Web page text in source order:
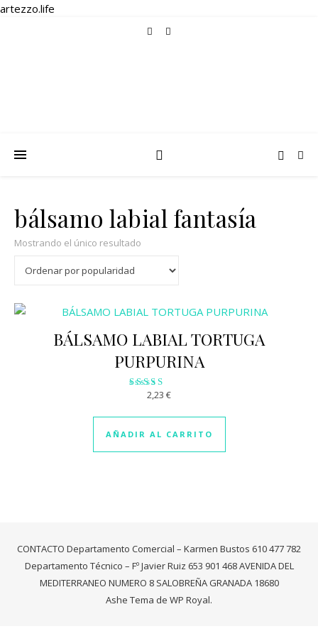
artezzo.life
bálsamo labial fantasía
Mostrando el único resultado
BÁLSAMO LABIAL TORTUGA
PURPURINA
Valorado
2.81
de 5
2,23 €
AÑADIR AL CARRITO
CONTACTO Departamento Comercial – Karmen Bustos 610 477 782
Departamento Técnico – Fº Javier Ruiz 653 901 468 AVENIDA DEL
MEDITERRANEO NUMERO 8 SALOBREÑA GRANADA 18680
Ashe Tema de WP Royal.